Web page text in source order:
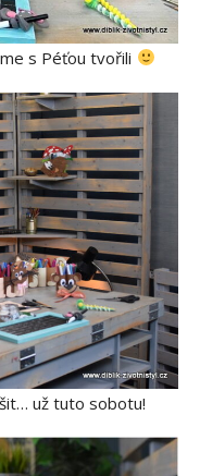
s Péťou tvořili
už tuto sobotu!